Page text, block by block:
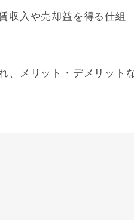
収入や売却益を得る仕組
、メリット・デメリット